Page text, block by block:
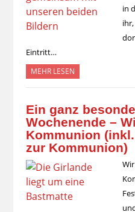
in
Eintritt…
MEHR LESEN
Ein ganz
Wochenende –
Kommunion
zur Kommunion)